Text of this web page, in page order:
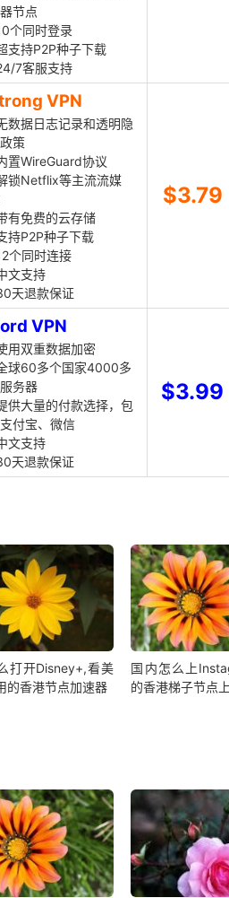
节点
个同时登录
支持P2P种子下载
7客服支持
VPN
数据日志记录和透明隐
策
置WireGuard协议
锁Netflix等主流流媒
有免费的云存储
持P2P种子下载
个同时连接
文支持
天退款保证
$3.79
VPN
用双重数据加密
球60多个国家4000多
务器
供大量的付款选择，包
付宝、微信
文支持
天退款保证
$3.99
打开Disney+,看美
的香港节点加速器
国内怎么上
的香港梯子节点